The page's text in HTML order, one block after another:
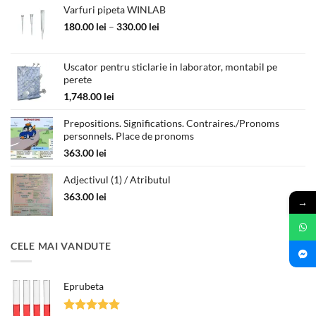
Varfuri pipeta WINLAB
180.00 lei – 330.00 lei
180.00 lei
Uscator pentru sticlarie in laborator, montabil pe
perete
1,748.00 lei
Prepositions. Significations. Contraires./Pronoms
personnels. Place de pronoms
363.00 lei
Adjectivul (1) / Atributul
363.00 lei
CELE MAI VANDUTE
Eprubeta
→